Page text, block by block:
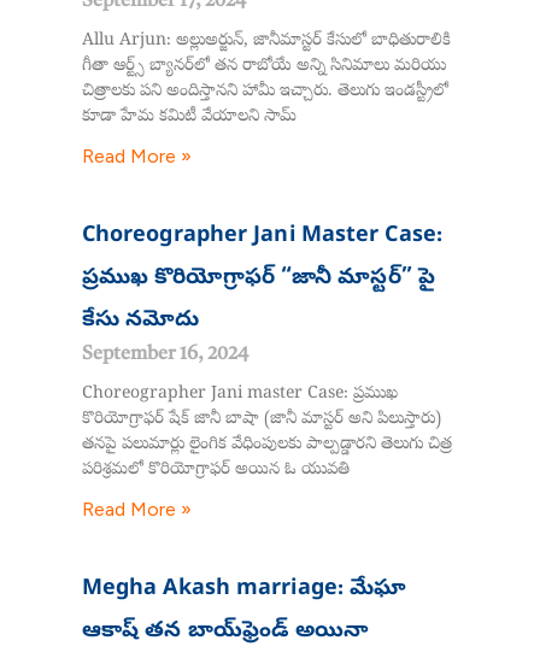
Allu Arjun: అల్లుఅర్జున్, జానీమాస్టర్ కేసులో బాధితురాలికి
గీతా ఆర్ట్స్ బ్యానర్‌లో తన రాబోయే అన్ని సినిమాలు మరియు
చిత్రాలకు పని అందిస్తానని హామీ ఇచ్చారు. తెలుగు ఇండస్ట్రీలో
కూడా హేమ కమిటీ వేయాలని సామ్
Read More »
Choreographer Jani Master Case:
ప్రముఖ కొరియోగ్రాఫర్ “జానీ మాస్టర్” పై
కేసు నమోదు
September 16, 2024
Choreographer Jani master Case: ప్రముఖ
కొరియోగ్రాఫర్ షేక్ జానీ బాషా (జానీ మాస్టర్ అని పిలుస్తారు)
తనపై పలుమార్లు లైంగిక వేధింపులకు పాల్పడ్డారని తెలుగు చిత్ర
పరిశ్రమలో కొరియోగ్రాఫర్ అయిన ఓ యువతి
Read More »
Megha Akash marriage: మేఘా
ఆకాష్ తన బాయ్‌ఫ్రెండ్ అయినా